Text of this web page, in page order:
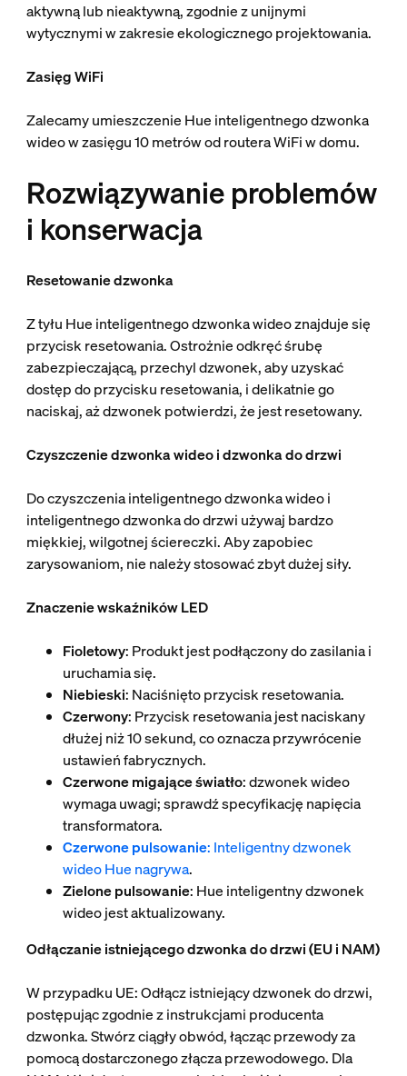
aktywną lub nieaktywną, zgodnie z unijnymi
wytycznymi w zakresie ekologicznego projektowania.
Zasięg WiFi
Zalecamy umieszczenie Hue inteligentnego dzwonka
wideo w zasięgu 10 metrów od routera WiFi w domu.
Rozwiązywanie problemów
i konserwacja
Resetowanie dzwonka
Z tyłu Hue inteligentnego dzwonka wideo znajduje się
przycisk resetowania. Ostrożnie odkręć śrubę
zabezpieczającą, przechyl dzwonek, aby uzyskać
dostęp do przycisku resetowania, i delikatnie go
naciskaj, aż dzwonek potwierdzi, że jest resetowany.
Czyszczenie dzwonka wideo i dzwonka do drzwi
Do czyszczenia inteligentnego dzwonka wideo i
inteligentnego dzwonka do drzwi używaj bardzo
miękkiej, wilgotnej ściereczki. Aby zapobiec
zarysowaniom, nie należy stosować zbyt dużej siły.
Znaczenie wskaźników LED
Fioletowy: Produkt jest podłączony do zasilania i
uruchamia się.
Niebieski: Naciśnięto przycisk resetowania.
Czerwony: Przycisk resetowania jest naciskany
dłużej niż 10 sekund, co oznacza przywrócenie
ustawień fabrycznych.
Czerwone migające światło: dzwonek wideo
wymaga uwagi; sprawdź specyfikację napięcia
transformatora.
Czerwone pulsowanie: Inteligentny dzwonek
wideo Hue nagrywa.
Zielone pulsowanie: Hue inteligentny dzwonek
wideo jest aktualizowany.
Odłączanie istniejącego dzwonka do drzwi (EU i NAM)
W przypadku UE: Odłącz istniejący dzwonek do drzwi,
postępując zgodnie z instrukcjami producenta
dzwonka. Stwórz ciągły obwód, łącząc przewody za
pomocą dostarczonego złącza przewodowego. Dla